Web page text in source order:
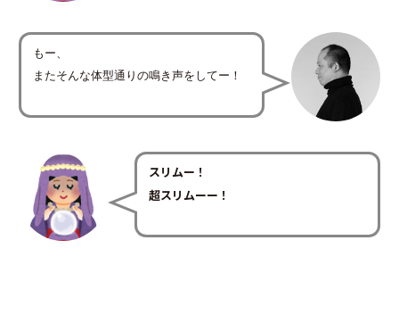
もー、
またそんな体型通りの鳴き声をしてー！
スリムー！
超スリムーー！